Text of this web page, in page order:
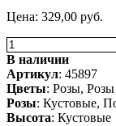
Цена: 329,00 руб.
В наличии
Артикул: 45897
Цветы: Розы,
Розы: Кустовые,
Высота: Кустовые